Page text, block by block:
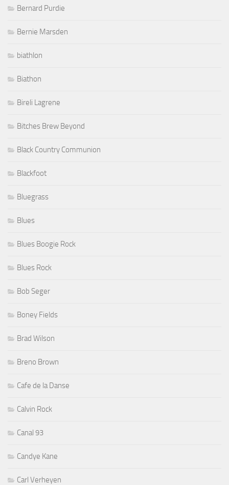
Bernard Purdie
Bernie Marsden
biathlon
Biathon
Bireli Lagrene
Bitches Brew Beyond
Black Country Communion
Blackfoot
Bluegrass
Blues
Blues Boogie Rock
Blues Rock
Bob Seger
Boney Fields
Brad Wilson
Breno Brown
Cafe de la Danse
Calvin Rock
Canal 93
Candye Kane
Carl Verheyen